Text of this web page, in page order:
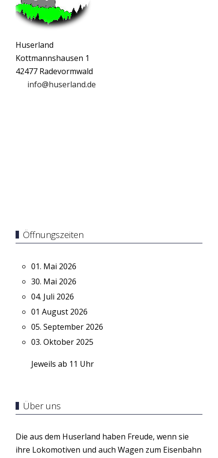
Huserland
Kottmannshausen 1
42477 Radevormwald
info@huserland.de
Öffnungszeiten
01. Mai 2026
30. Mai 2026
04. Juli 2026
01 August 2026
05. September 2026
03. Oktober 2025
Jeweils ab 11 Uhr
Über uns
Die aus dem Huserland haben Freude, wenn sie
ihre Lokomotiven und auch Wagen zum Eisenbahn